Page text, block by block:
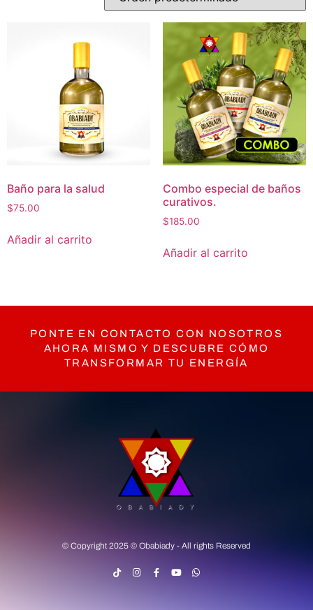
Baño para la salud
$75.00
Añadir al carrito
Combo especial de baños
curativos.
$185.00
Añadir al carrito
PONTE EN CONTACTO CON NOSOTROS
AHORA MISMO Y DESCUBRE CÓMO
TRANSFORMAR TU ENERGÍA
© Copyright 2025 © Obabiady - All rights Reserved